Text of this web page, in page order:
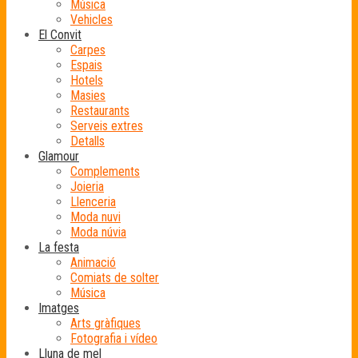
Música
Vehicles
El Convit
Carpes
Espais
Hotels
Masies
Restaurants
Serveis extres
Detalls
Glamour
Complements
Joieria
Llenceria
Moda nuvi
Moda núvia
La festa
Animació
Comiats de solter
Música
Imatges
Arts gràfiques
Fotografia i vídeo
Lluna de mel